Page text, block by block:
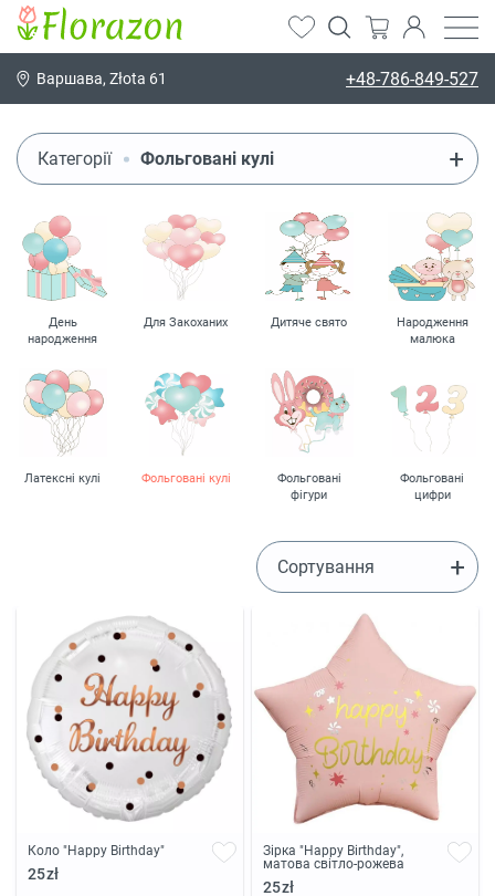
Варшава, Złota 61 +48-786-849-527
Категорії Фольговані кулі
День
народження
Для Закоханих Дитяче свято
Народження
малюка
Латексні кулі Фольговані кулі
Фольговані
фігури
Фольговані
цифри
Сортування
Коло "Happy Birthday"
25zł
Зірка "Happy Birthday",
матова світло-рожева
25zł